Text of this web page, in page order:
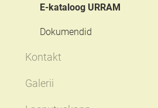
E-kataloog URRAM
Dokumendid
Kontakt
Galerii